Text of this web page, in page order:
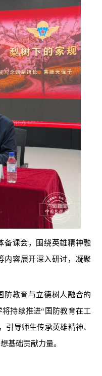
备课会，围绕英雄精神融
内容展开深入研讨，凝聚
防教育与立德树人融合的
持续推进“国防教育在工
引导师生传承英雄精神、
基础贡献力量。